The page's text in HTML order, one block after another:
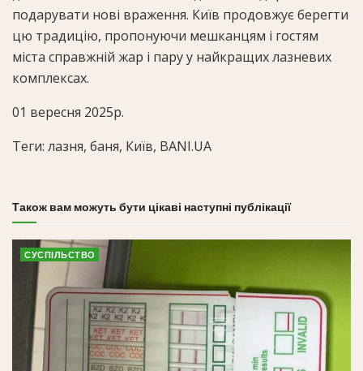
подарувати нові враження. Київ продовжує берегти
цю традицію, пропонуючи мешканцям і гостям
міста справжній жар і пару у найкращих лазневих
комплексах.
01 вересня 2025р.
Теги: лазня, баня, Київ, BANI.UA
Також вам можуть бути цікаві наступні публікації
СУСПІЛЬСТВО